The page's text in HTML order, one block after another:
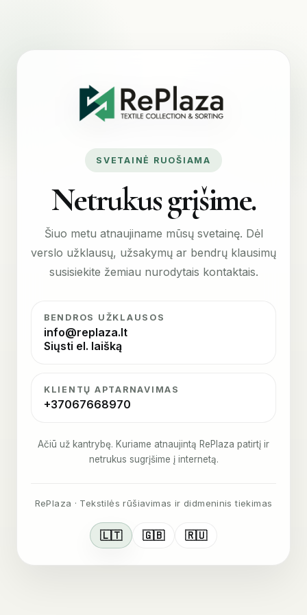
SVETAINĖ RUOŠIAMA
Netrukus grįšime.
Šiuo metu atnaujiname mūsų svetainę. Dėl
verslo užklausų, užsakymų ar bendrų klausimų
susisiekite žemiau nurodytais kontaktais.
BENDROS UŽKLAUSOS
info@replaza.lt
Siųsti el. laišką
KLIENTŲ APTARNAVIMAS
+37067668970
Ačiū už kantrybę. Kuriame atnaujintą RePlaza patirtį ir
netrukus sugrįšime į internetą.
RePlaza · Tekstilės rūšiavimas ir didmeninis tiekimas
🇱🇹 🇬🇧 🇷🇺